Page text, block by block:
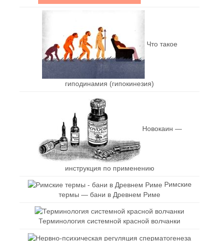
Что такое
гиподинамия (гипокинезия)
Новокаин —
инструкция по применению
Римские
термы — бани в Древнем Риме
Терминология системной красной волчанки